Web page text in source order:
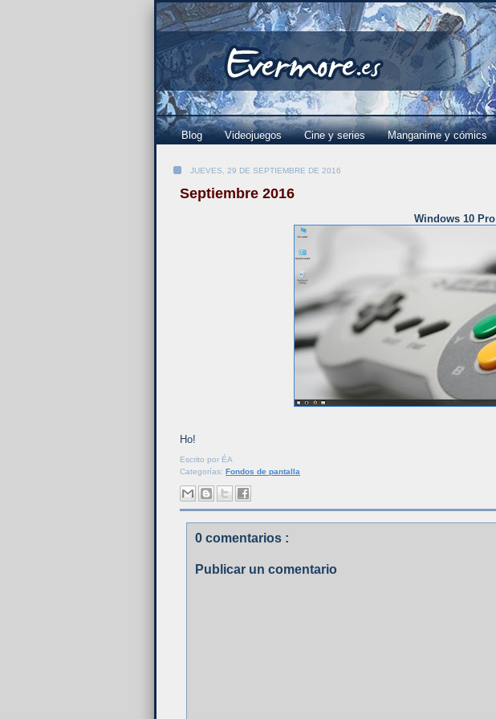
Blog Videojuegos Cine y series Manganime y cómics
JUEVES, 29 DE SEPTIEMBRE DE 2016
Septiembre 2016
Windows 10 Pro
Ho!
Escrito por ÉA
Categorías: Fondos de pantalla
0 comentarios :
Publicar un comentario